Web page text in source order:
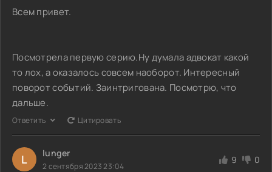
Всем привет.
Посмотрела первую серию.Ну думала адвокат какой
то лох, а оказалось совсем наоборот. Интересный
поворот событий. Заинтригована. Посмотрю, что
дальше.
Ответить Цитировать
L lunger
2 сентября 2023 23:04
9 0